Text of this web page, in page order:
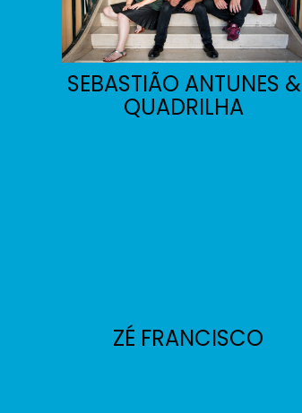
SEBASTIÃO ANTUNES &
QUADRILHA
ZÉ FRANCISCO